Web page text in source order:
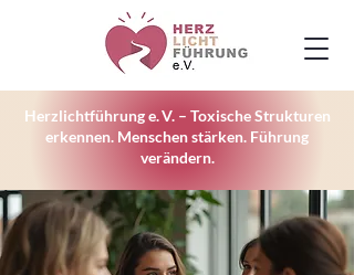
Herzlichtführung e. V. – Toxische Strukturen
erkennen. Menschen stärken. Führung
verändern.